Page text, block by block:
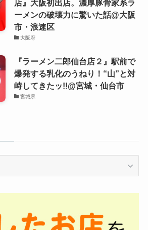
店』大阪初出店。濃厚豚骨家系ラ
ーメンの破壊力に驚いた話@大阪
市・浪速区
大阪府
『ラーメン二郎仙台店２』駅前で
爆発する乳化のうねり！“山”と対
峙してきたッ!!@宮城・仙台市
宮城県